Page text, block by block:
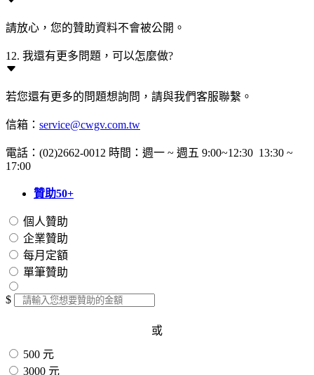
請放心，您的贊助資料不會被公開。
12. 我還有更多問題，可以怎麼做?
若您還有更多的問題想詢問，請與我們客服聯繫。
信箱： service@cwgv.com.tw
電話：(02)2662-0012 時間：週一 ~ 週五 9:00~12:30 13:30 ~
17:00
贊助50+
個人贊助
企業贊助
每月定額
單筆贊助
$
或
500 元
3000 元